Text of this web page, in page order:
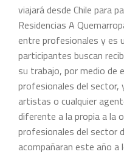
viajará desde Chile para
Residencias A
entre profesionales y es
participantes buscan
su trabajo, por medio de
profesionales del sector,
artistas o cualquier
diferente a la propia a la
profesionales del sector
acompañaran este año a